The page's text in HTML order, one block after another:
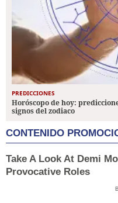
PREDICCIONES
Horóscopo de hoy:
signos del zodiaco
CONTENIDO
Take A Look At Demi
Provocative Roles